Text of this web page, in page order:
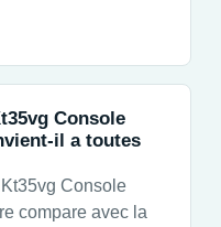
Console
il a toutes
Console
compare avec la